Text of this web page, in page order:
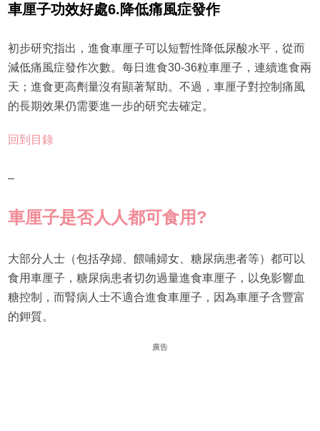
車厘子功效好處6.降低痛風症發作
初步研究指出，進食車厘子可以短暫性降低尿酸水平，從而
減低痛風症發作次數。每日進食30-36粒車厘子，連續進食兩
天；進食更高劑量沒有顯著幫助。不過，車厘子對控制痛風
的長期效果仍需要進一步的研究去確定。
回到目錄
–
車厘子是否人人都可食用?
大部分人士（包括孕婦、餵哺婦女、糖尿病患者等）都可以
食用車厘子，糖尿病患者切勿過量進食車厘子，以免影響血
糖控制，而腎病人士不適合進食車厘子，因為車厘子含豐富
的鉀質。
廣告